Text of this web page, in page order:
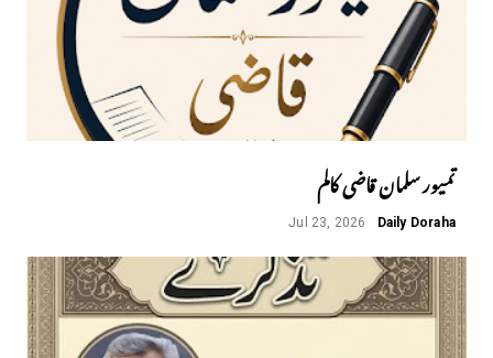
تمیور سلمان قاضی کالم
Daily Doraha
Jul 23, 2026